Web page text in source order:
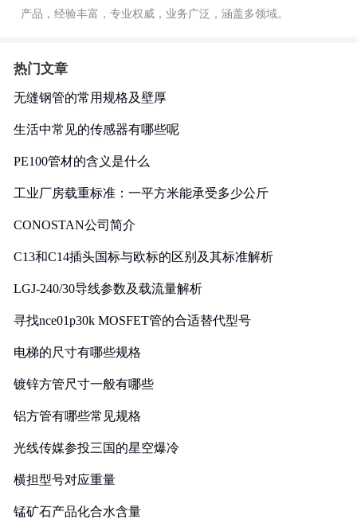
产品，经验丰富，专业权威，业务广泛，涵盖多领域。
热门文章
无缝钢管的常用规格及壁厚
生活中常见的传感器有哪些呢
PE100管材的含义是什么
工业厂房载重标准：一平方米能承受多少公斤
CONOSTAN公司简介
C13和C14插头国标与欧标的区别及其标准解析
LGJ-240/30导线参数及载流量解析
寻找nce01p30k MOSFET管的合适替代型号
电梯的尺寸有哪些规格
镀锌方管尺寸一般有哪些
铝方管有哪些常见规格
光线传媒参投三国的星空爆冷
横担型号对应重量
锰矿石产品化合水含量